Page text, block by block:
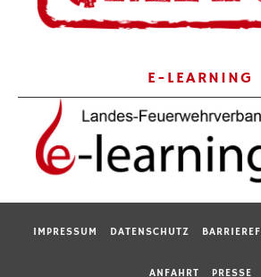
E-LEARNING
IMPRESSUM DATENSCHUTZ
ANFAHRT PRESSE